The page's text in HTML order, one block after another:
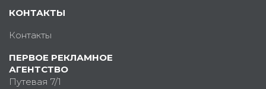
КОНТАКТЫ
Контакты
ПЕРВОЕ РЕКЛАМНОЕ
АГЕНТСТВО
Путевая 7/1